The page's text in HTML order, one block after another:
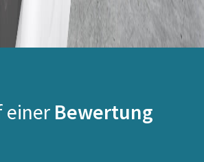
einer Bewertung